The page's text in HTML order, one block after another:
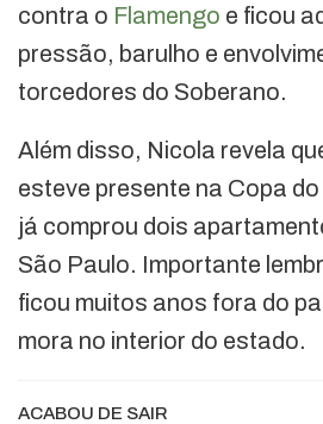
contra o Flamengo e ficou
pressão, barulho e
torcedores do Soberano.
Além disso, Nicola revela
esteve presente na Copa
já comprou dois
São Paulo. Importante
ficou muitos anos fora do
mora no interior do estado.
ACABOU DE SAIR